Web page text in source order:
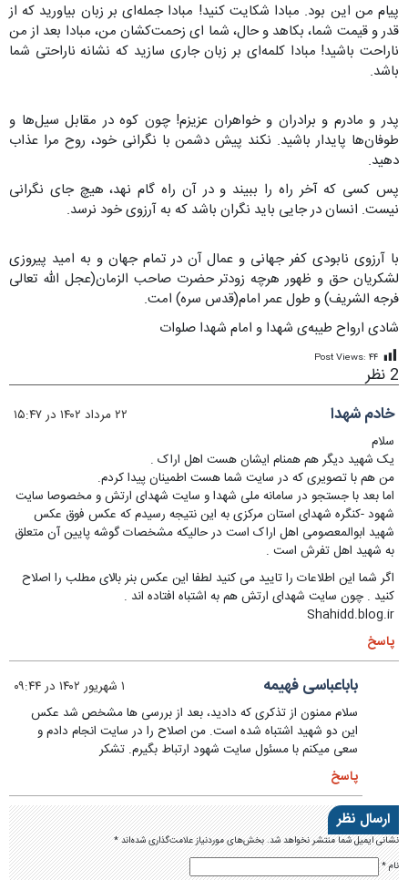
پیام من این بود. مبادا شکایت کنید! مبادا جمله‌ای بر زبان بیاورید که از
قدر و قیمت شما، بکاهد و حال، شما ای زحمت‌کشان من، مبادا بعد از من
ناراحت باشید! مبادا کلمه‌ای بر زبان جاری سازید که نشانه ناراحتی شما
باشد.
پدر و مادرم و برادران و خواهران عزیزم! چون کوه در مقابل سیل‌ها و
طوفان‌ها پایدار باشید. نکند پیش دشمن با نگرانی خود، روح مرا عذاب
دهید.
پس کسی که آخر راه را ببیند و در آن راه گام نهد، هیچ جای نگرانی
نیست. انسان در جایی باید نگران باشد که به آرزوی خود نرسد.
با آرزوی نابودی کفر جهانی و عمال آن در تمام جهان و به امید پیروزی
لشکریان حق و ظهور هرچه زودتر حضرت صاحب الزمان(عجل الله تعالی
فرجه الشریف) و طول عمر امام(قدس سره) امت.
شادی ارواح طیبه‌ی شهدا و امام شهدا صلوات
Post Views: ۴۴
2 نظر
خادم شهدا
۲۲ مرداد ۱۴۰۲ در ۱۵:۴۷
سلام
یک شهید دیگر هم همنام ایشان هست اهل اراک .
من هم با تصویری که در سایت شما هست اطمینان پیدا کردم.
اما بعد با جستجو در سامانه ملی شهدا و سایت شهدای ارتش و مخصوصا سایت
شهود -کنگره شهدای استان مرکزی به این نتیجه رسیدم که عکس فوق عکس
شهید ابوالمعصومی اهل اراک است‌ در حالیکه مشخصات گوشه پایین آن متعلق
به شهید اهل تفرش است .
اگر شما این اطلاعات را تایید می کنید لطفا این عکس بنر بالای مطلب را اصلاح
کنید . چون سایت شهدای ارتش هم به اشتباه افتاده اند‌ .
Shahidd.blog.ir
پاسخ
باباعباسی فهیمه
۱ شهریور ۱۴۰۲ در ۰۹:۴۴
سلام ممنون از تذکری که دادید، بعد از بررسی ها مشخص شد عکس
این دو شهید اشتباه شده است. من اصلاح را در سایت انجام دادم و
سعی میکنم با مسئول سایت شهود ارتباط بگیرم. تشکر
پاسخ
ارسال نظر
نشانی ایمیل شما منتشر نخواهد شد.بخش‌های موردنیاز علامت‌گذاری شده‌اند*
نام*